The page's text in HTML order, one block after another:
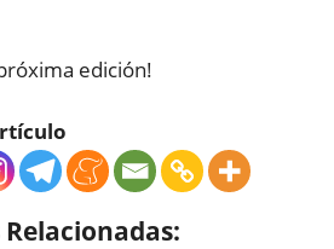
edición!